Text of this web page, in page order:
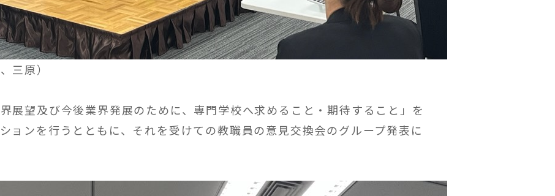
三原）
展望及び今後業界発展のために、専門学校へ求めること・期待すること」を
ョンを行うとともに、それを受けての教職員の意見交換会のグループ発表に